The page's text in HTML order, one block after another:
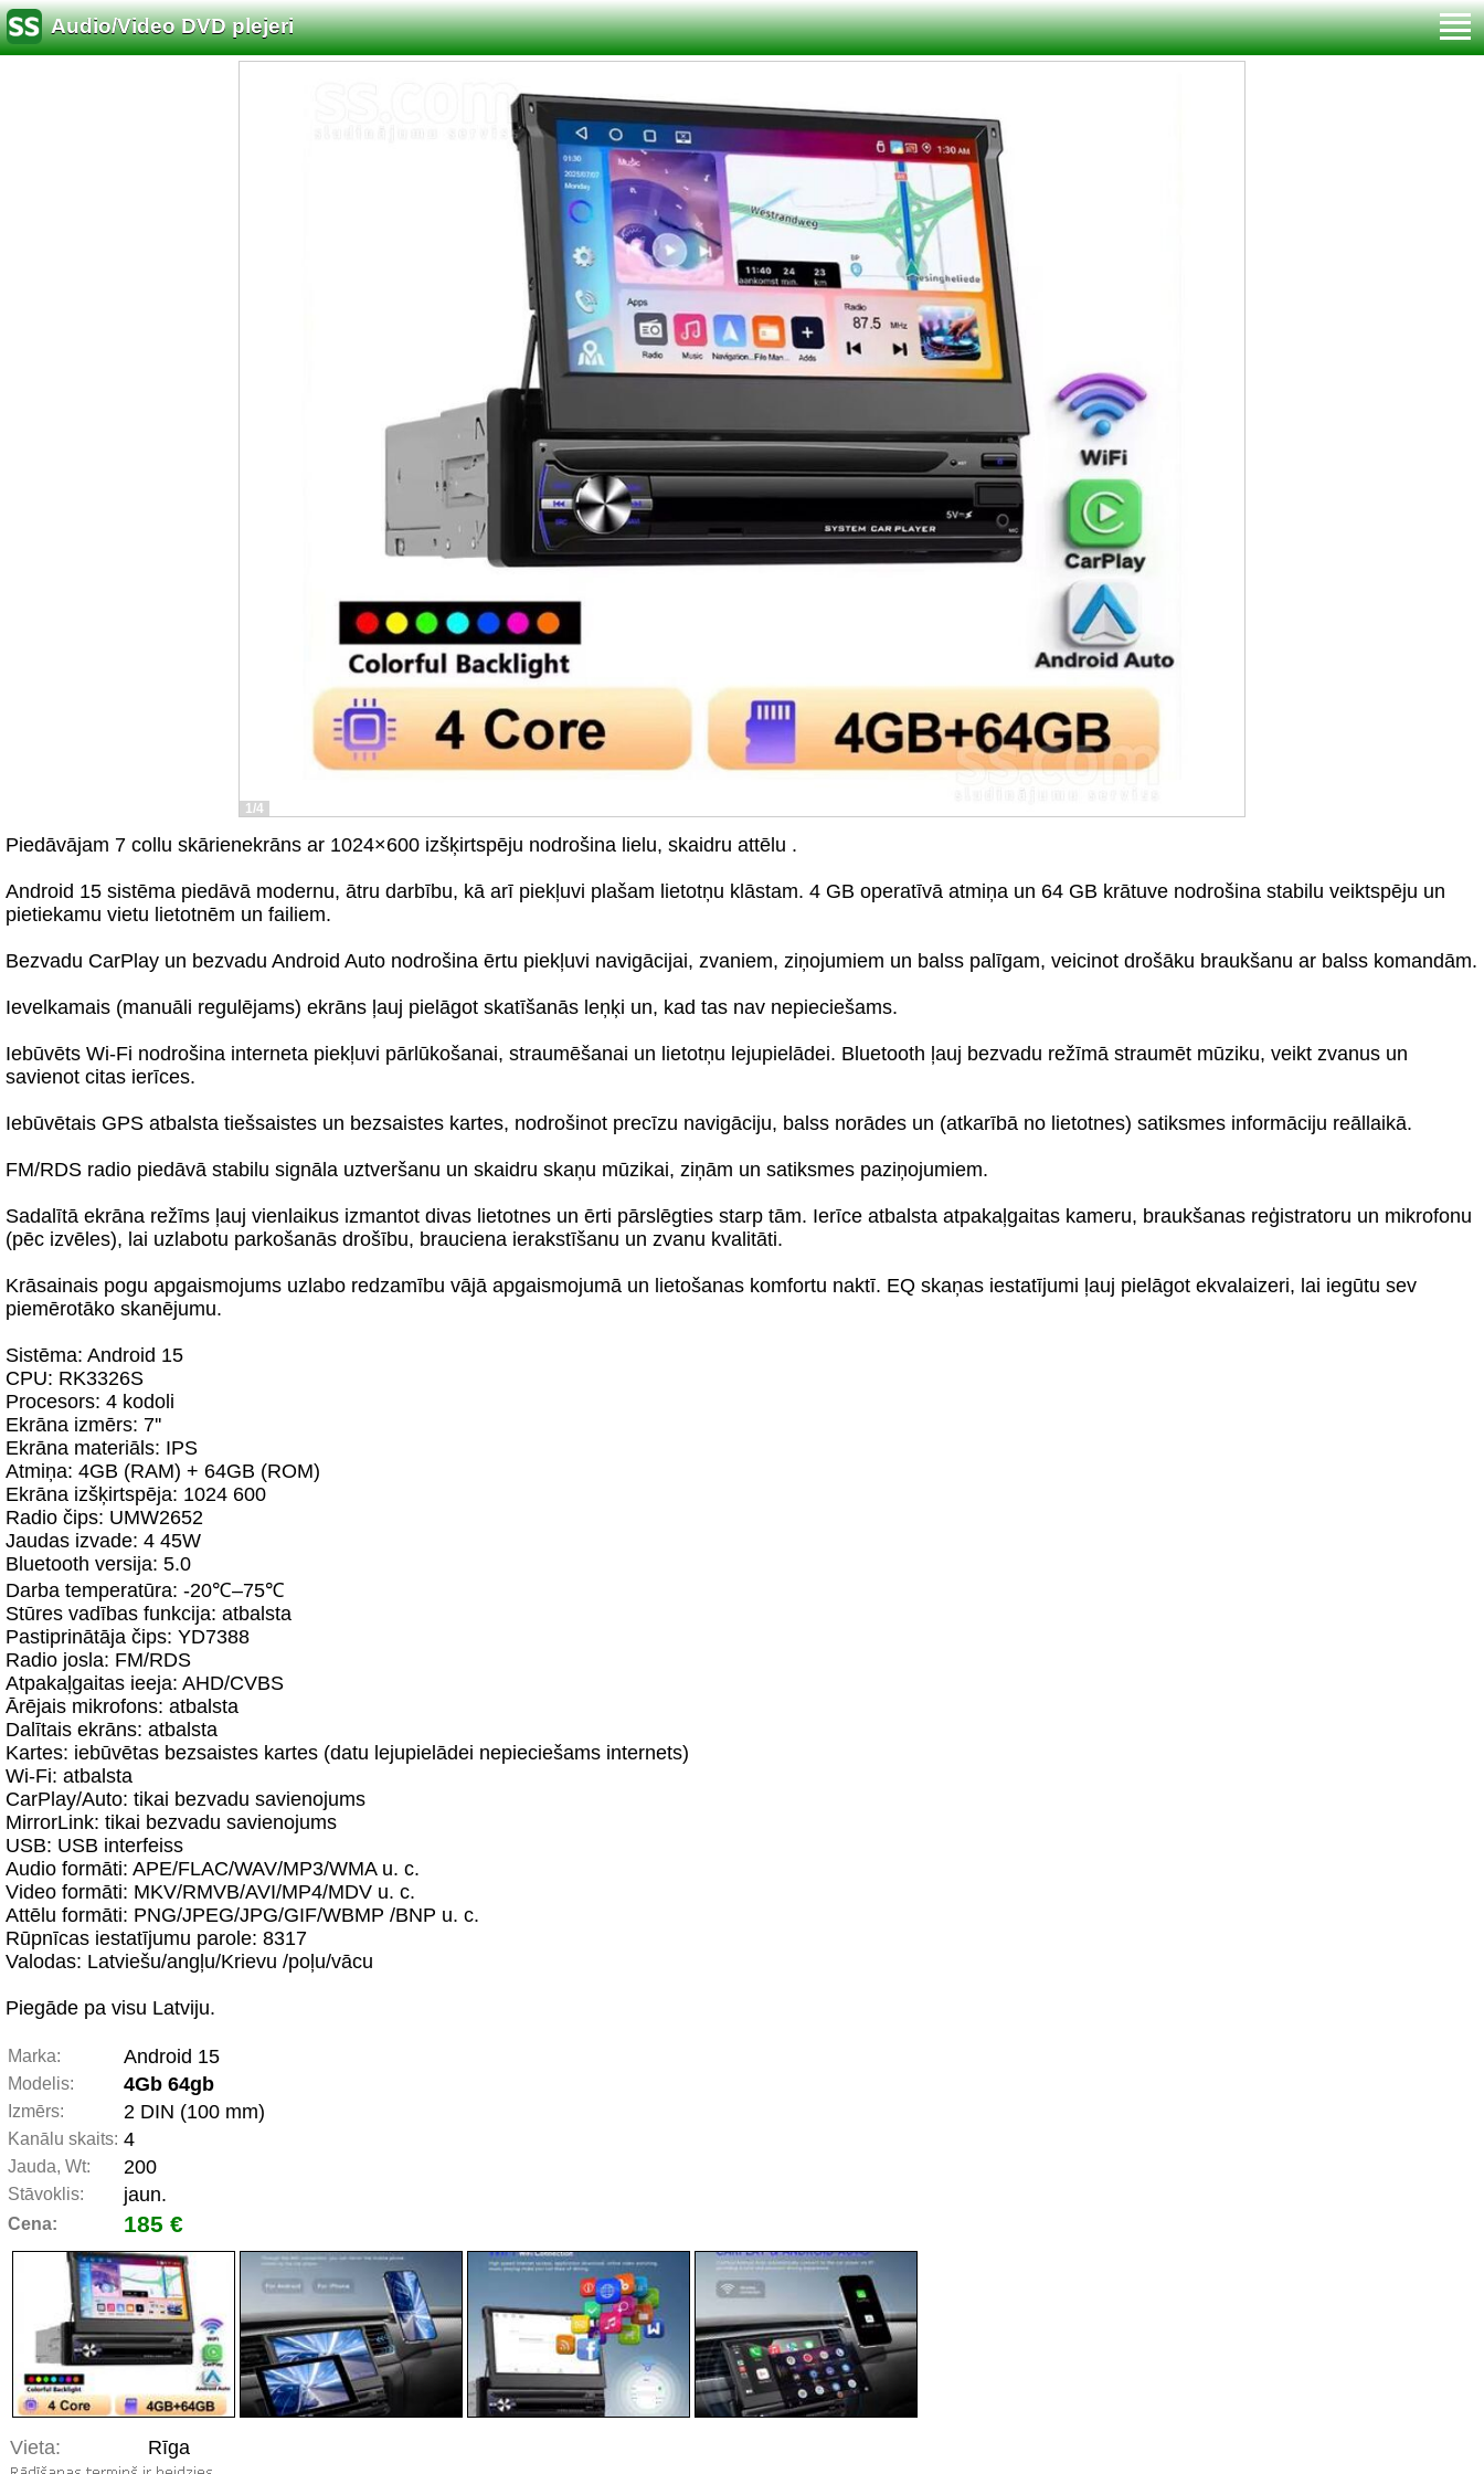
Audio/Video DVD plejeri
1/4
Piedāvājam 7 collu skārienekrāns ar 1024×600 izšķirtspēju nodrošina lielu, skaidru attēlu .
Android 15 sistēma piedāvā modernu, ātru darbību, kā arī piekļuvi plašam lietotņu klāstam. 4 GB operatīvā atmiņa un 64 GB krātuve nodrošina stabilu veiktspēju un
pietiekamu vietu lietotnēm un failiem.
Bezvadu CarPlay un bezvadu Android Auto nodrošina ērtu piekļuvi navigācijai, zvaniem, ziņojumiem un balss palīgam, veicinot drošāku braukšanu ar balss komandām.
Ievelkamais (manuāli regulējams) ekrāns ļauj pielāgot skatīšanās leņķi un, kad tas nav nepieciešams.
Iebūvēts Wi‑Fi nodrošina interneta piekļuvi pārlūkošanai, straumēšanai un lietotņu lejupielādei. Bluetooth ļauj bezvadu režīmā straumēt mūziku, veikt zvanus un
savienot citas ierīces.
Iebūvētais GPS atbalsta tiešsaistes un bezsaistes kartes, nodrošinot precīzu navigāciju, balss norādes un (atkarībā no lietotnes) satiksmes informāciju reāllaikā.
FM/RDS radio piedāvā stabilu signāla uztveršanu un skaidru skaņu mūzikai, ziņām un satiksmes paziņojumiem.
Sadalītā ekrāna režīms ļauj vienlaikus izmantot divas lietotnes un ērti pārslēgties starp tām. Ierīce atbalsta atpakaļgaitas kameru, braukšanas reģistratoru un mikrofonu
(pēc izvēles), lai uzlabotu parkošanās drošību, brauciena ierakstīšanu un zvanu kvalitāti.
Krāsainais pogu apgaismojums uzlabo redzamību vājā apgaismojumā un lietošanas komfortu naktī. EQ skaņas iestatījumi ļauj pielāgot ekvalaizeri, lai iegūtu sev
piemērotāko skanējumu.
Sistēma: Android 15
CPU: RK3326S
Procesors: 4 kodoli
Ekrāna izmērs: 7''
Ekrāna materiāls: IPS
Atmiņa: 4GB (RAM) + 64GB (ROM)
Ekrāna izšķirtspēja: 1024 600
Radio čips: UMW2652
Jaudas izvade: 4 45W
Bluetooth versija: 5.0
Darba temperatūra: -20℃–75℃
Stūres vadības funkcija: atbalsta
Pastiprinātāja čips: YD7388
Radio josla: FM/RDS
Atpakaļgaitas ieeja: AHD/CVBS
Ārējais mikrofons: atbalsta
Dalītais ekrāns: atbalsta
Kartes: iebūvētas bezsaistes kartes (datu lejupielādei nepieciešams internets)
Wi‑Fi: atbalsta
CarPlay/Auto: tikai bezvadu savienojums
MirrorLink: tikai bezvadu savienojums
USB: USB interfeiss
Audio formāti: APE/FLAC/WAV/MP3/WMA u. c.
Video formāti: MKV/RMVB/AVI/MP4/MDV u. c.
Attēlu formāti: PNG/JPEG/JPG/GIF/WBMP /BNP u. c.
Rūpnīcas iestatījumu parole: 8317
Valodas: Latviešu/angļu/Krievu /poļu/vācu
Piegāde pa visu Latviju.
Marka: Android 15
Modelis: 4Gb 64gb
Izmērs: 2 DIN (100 mm)
Kanālu skaits: 4
Jauda, Wt: 200
Stāvoklis: jaun.
Cena: 185 €
Vieta: Rīga